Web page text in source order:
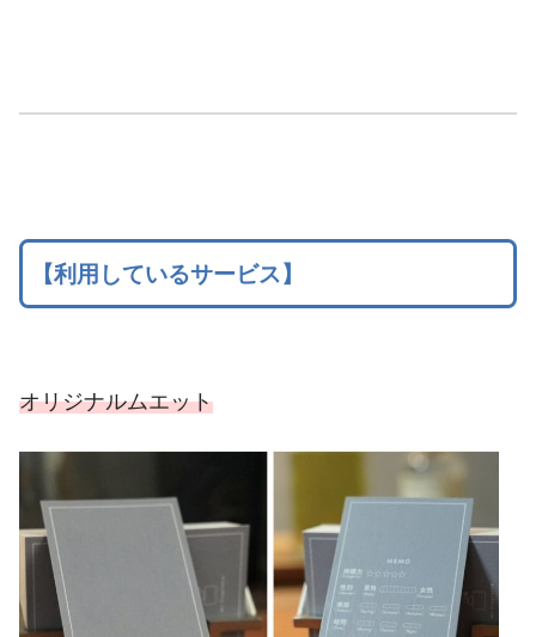
【利用しているサービス】
オリジナルムエット